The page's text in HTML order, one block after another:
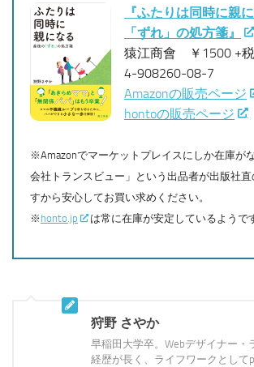
『ふたりは同時に親
「ずれ」の処方箋』
猿江商會 ￥1500 +
4-908260-08-7
Amazonの販売ページ
hontoの販売ページ
※Amazonでマーケットプレイスにしか在庫が
会社トランスビュー」という出品者が出版社
すから安心してお買い求めください。
※ honto.jp は常に在庫が安定しているようで
狩野 さやか
早稲田大学卒。Webデザイナー・
経歴が長く、ライフワークとして